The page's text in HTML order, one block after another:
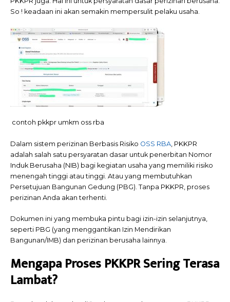
So ! keadaan ini akan semakin mempersulit pelaku usaha.
contoh pkkpr umkm oss rba
Dalam sistem perizinan Berbasis Risiko OSS RBA , PKKPR
adalah salah satu persyaratan dasar untuk penerbitan Nomor
Induk Berusaha (NIB) bagi kegiatan usaha yang memiliki risiko
menengah tinggi atau tinggi. Atau yang membutuhkan
Persetujuan Bangunan Gedung (PBG). Tanpa PKKPR, proses
perizinan Anda akan terhenti.
Dokumen ini yang membuka pintu bagi izin-izin selanjutnya,
seperti PBG (yang menggantikan Izin Mendirikan
Bangunan/IMB) dan perizinan berusaha lainnya.
Mengapa Proses PKKPR Sering Terasa
Lambat?